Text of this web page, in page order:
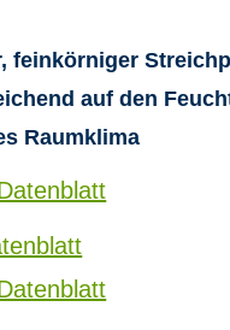
feinkörniger
auf den
Raumklima